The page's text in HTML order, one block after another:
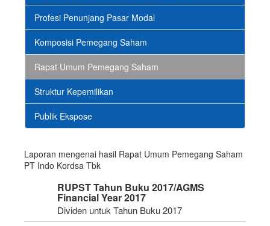
Profesi Penunjang Pasar Modal
Komposisi Pemegang Saham
Rapat Umum Pemegang Saham
Struktur Kepemilikan
Publik Ekspose
Laporan mengenai hasil Rapat Umum Pemegang Saham
PT Indo Kordsa Tbk
RUPST Tahun Buku 2017/AGMS
Financial Year 2017
Dividen untuk Tahun Buku 2017